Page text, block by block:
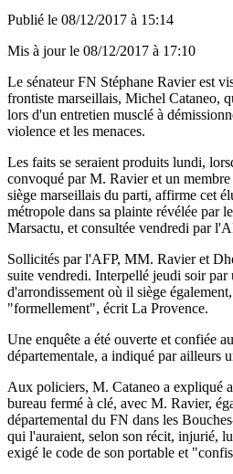
Publié le 08/12/2017 à 15:14
Mis à jour le 08/12/2017 à 17:10
Le sénateur FN Stéphane Ravier est
frontiste marseillais, Michel Cataneo,
lors d'un entretien musclé à
violence et les menaces.
Les faits se seraient produits lundi,
convoqué par M. Ravier et un
siège marseillais du parti, affirme cet
métropole dans sa plainte révélée par
Marsactu, et consultée vendredi par
Sollicités par l'AFP, MM. Ravier et
suite vendredi. Interpellé jeudi soir par
d'arrondissement où il siège
"formellement", écrit La Provence.
Une enquête a été ouverte et confiée
départementale, a indiqué par ailleurs
Aux policiers, M. Cataneo a expliqué
bureau fermé à clé, avec M. Ravier,
départemental du FN dans les
qui l'auraient, selon son récit, injurié,
exigé le code de son portable et